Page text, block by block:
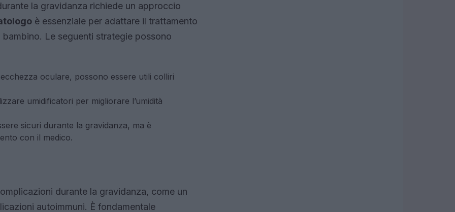
la gravidanza richiede un approccio
è essenziale per adattare il trattamento
Le seguenti strategie possono
oculare, possono essere utili colliri
umidificatori per migliorare l’umidità
sicuri durante la gravidanza, ma è
con il medico.
durante la gravidanza, come un
autoimmuni. È fondamentale